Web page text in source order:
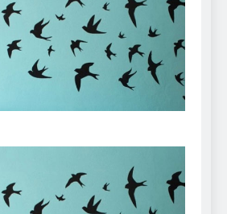
Bulldog Anal Gland Problem
and How to Treat It
7 Năm Ago
Can Bulldogs Run Long
Distances?
How Often Do I Need to
Groom My Bulldog
7 Năm Ago